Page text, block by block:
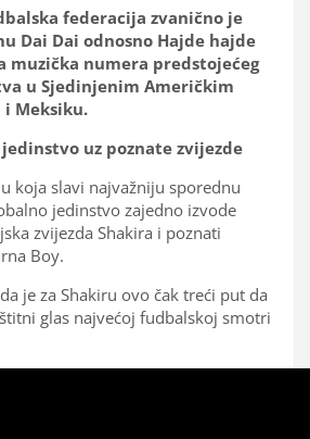
federacija zvanično je
Dai Dai odnosno Hajde hajde
muzička numera predstojećeg
u Sjedinjenim Američkim
i Meksiku.
uz poznate zvijezde
koja slavi najvažniju sporednu
jedinstvo zajedno izvode
zvijezda Shakira i poznati
Boy.
je za Shakiru ovo čak treći put da
glas najvećoj fudbalskoj smotri